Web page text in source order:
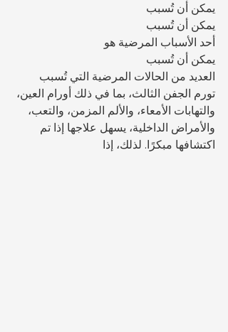
يمكن أن تُسبب
يمكن أن تُسبب
أحد الأسباب المرضية هو
يمكن أن تُسبب
العديد من الحالات المرضية التي تُسبب
تورم الجفن الثالث، بما في ذلك أورام العين،
والتهابات الأمعاء، والألم المزمن، والتعب،
والأمراض الداخلية، يسهل علاجها إذا تم
اكتشافها مبكرًا. لذلك، إذا